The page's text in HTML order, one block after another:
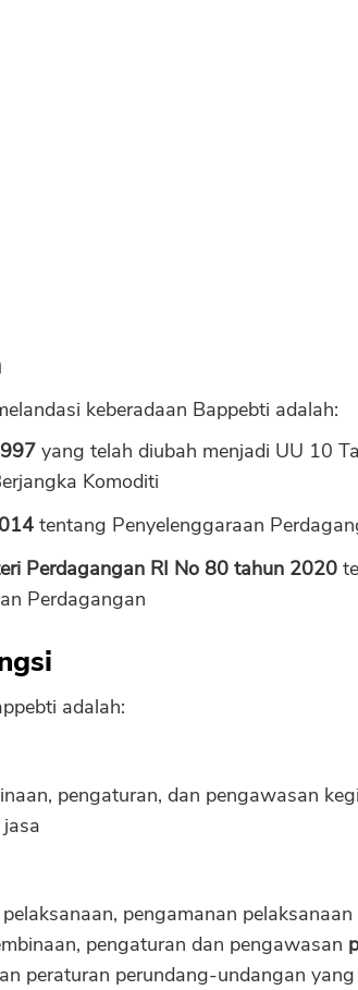
keberadaan Bappebti adalah:
yang telah diubah menjadi UU 10
Komoditi
tentang Penyelenggaraan
Perdagangan RI No 80 tahun 2020
Perdagangan
adalah:
pengaturan, dan pengawasan
pengamanan
pengaturan dan pengawasan
peraturan perundang-undangan yang